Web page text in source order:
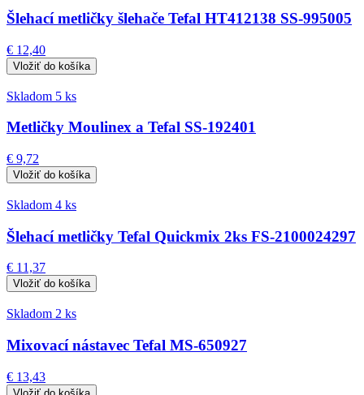
Šlehací metličky šlehače Tefal HT412138 SS-995005
€ 12,40
Skladom 5 ks
Metličky Moulinex a Tefal SS-192401
€ 9,72
Skladom 4 ks
Šlehací metličky Tefal Quickmix 2ks FS-2100024297
€ 11,37
Skladom 2 ks
Mixovací nástavec Tefal MS-650927
€ 13,43